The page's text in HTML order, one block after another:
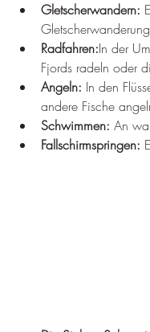
Gletscherwandern:
Radfahren:In der
Fjords radeln oder
Angeln: In den
andere Fische
Schwimmen: An
Fallschirmspringen: